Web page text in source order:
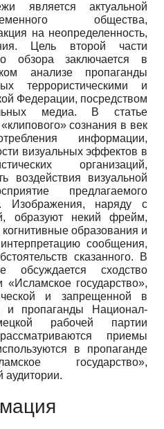
является актуальной
общества,
на неопределенность,
Цель второй части
обзора заключается в
анализе пропаганды
террористическими и
Федерации, посредством
медиа. В статье
сознания в век
информации,
визуальных эффектов в
организаций,
воздействия визуальной
предлагаемого
Изображения, наряду с
образуют некий фрейм,
образования и
сообщения,
сказанного. В
обсуждается сходство
«Исламское государство»,
и запрещенной в
и пропаганды Национал-
рабочей партии
приемы
в пропаганде
государство»,
аудитории.